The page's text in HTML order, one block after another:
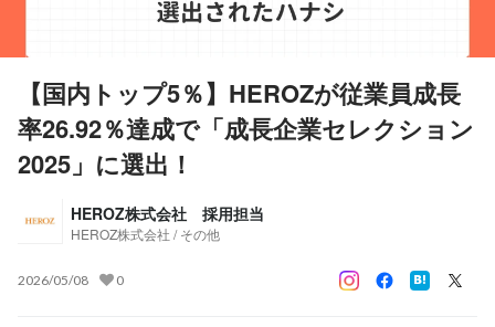
【国内トップ5％】HEROZが従業員成長
率26.92％達成で「成長企業セレクション
2025」に選出！
HEROZ株式会社 採用担当
HEROZ株式会社 / その他
2026/05/08 0